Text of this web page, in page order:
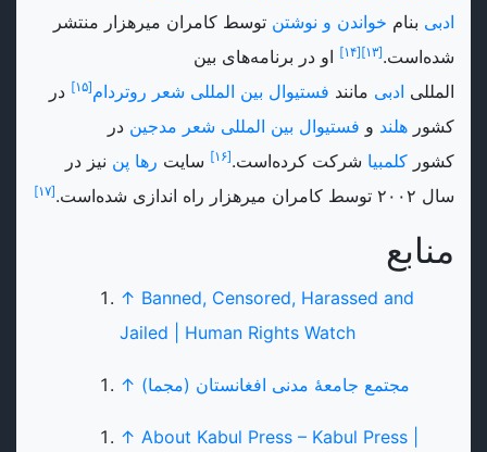
ادبی بنام خواندن و نوشتن توسط کامران میرهزار منتشر
شده‌است.[۱۳] [۱۴]
او در برنامه‌های بین
المللی ادبی مانند فستیوال بین المللی شعر روتردام‌[۱۵]
در
کشور هلند و فستیوال بین المللی شعر مدجین در
کشور کلمبیا شرکت کرده‌است.[۱۶] سایت رها پن نیز در
سال ۲۰۰۲ توسط کامران میرهزار راه اندازی شده‌است.
[۱۷]
منابع
↑ Banned, Censored, Harassed and
Jailed | Human Rights Watch
↑ مجتمع جامعهٔ مدنی افغانستان (مجما)
↑ About Kabul Press – Kabul Press |